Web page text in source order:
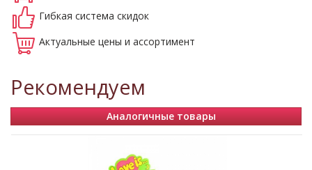
Гибкая система скидок
Актуальные цены и ассортимент
Рекомендуем
Аналогичные товары